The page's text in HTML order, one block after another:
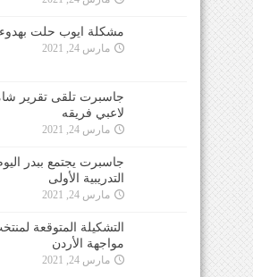
مشكلة ايوب حلت بهدوء
مارس 24, 2021
جاسبرت تلقى تقرير
لاعبي فريقه
مارس 24, 2021
جاسبرت يجتمع ببدر
التدريبية الأولى
مارس 24, 2021
التشكيلة المتوقعة
مواجهة الأردن
مارس 24, 2021